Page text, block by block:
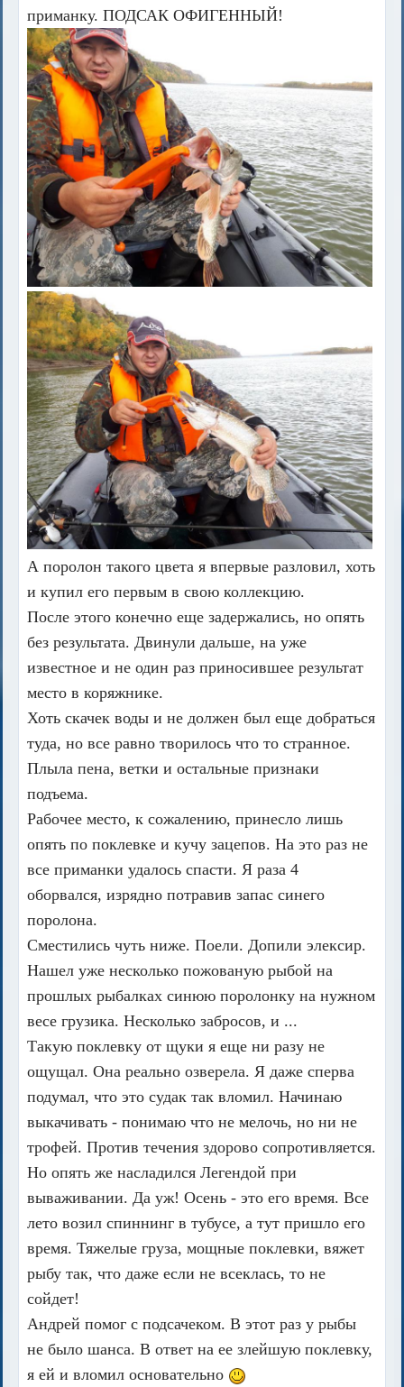
приманку. ПОДСАК ОФИГЕННЫЙ!
А поролон такого цвета я впервые разловил, хоть
и купил его первым в свою коллекцию.
После этого конечно еще задержались, но опять
без результата. Двинули дальше, на уже
известное и не один раз приносившее результат
место в коряжнике.
Хоть скачек воды и не должен был еще добраться
туда, но все равно творилось что то странное.
Плыла пена, ветки и остальные признаки
подъема.
Рабочее место, к сожалению, принесло лишь
опять по поклевке и кучу зацепов. На это раз не
все приманки удалось спасти. Я раза 4
оборвался, изрядно потравив запас синего
поролона.
Сместились чуть ниже. Поели. Допили элексир.
Нашел уже несколько пожованую рыбой на
прошлых рыбалках синюю поролонку на нужном
весе грузика. Несколько забросов, и ...
Такую поклевку от щуки я еще ни разу не
ощущал. Она реально озверела. Я даже сперва
подумал, что это судак так вломил. Начинаю
выкачивать - понимаю что не мелочь, но ни не
трофей. Против течения здорово сопротивляется.
Но опять же насладился Легендой при
вываживании. Да уж! Осень - это его время. Все
лето возил спиннинг в тубусе, а тут пришло его
время. Тяжелые груза, мощные поклевки, вяжет
рыбу так, что даже если не всеклась, то не
сойдет!
Андрей помог с подсачеком. В этот раз у рыбы
не было шанса. В ответ на ее злейшую поклевку,
я ей и вломил основательно